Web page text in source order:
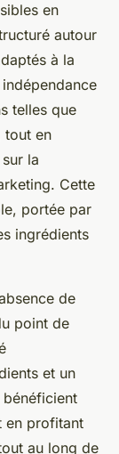
en
autour
à la
telles que
tout en
la
Cette
portée par
ingrédients
de
point de
et un
en profitant
au long de